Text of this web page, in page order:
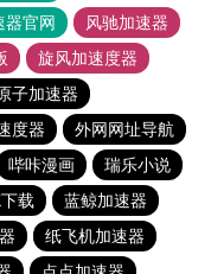
器官网
风驰加速器
旋风加速度器
子加速器
度器
外网网址导航
哔咔漫画
瑞乐小说
载
蓝鲸加速器
纸飞机加速器